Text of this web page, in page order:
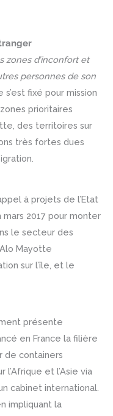
zones d’inconfort et
personnes de son
s’est fixé pour mission
prioritaires
des territoires sur
très fortes dues
à projets de l’Etat
2017 pour monter
le secteur des
Mayotte
sur l’île, et le
présente
en France la filière
de containers
et l’Asie via
cabinet international.
impliquant la